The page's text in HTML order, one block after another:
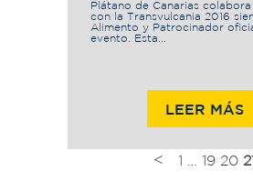
Plátano de Canarias
con la Transvulcania 2016
Alimento y Patrocinador
evento. Esta...
LEER MÁS
< 1 … 19 20 21